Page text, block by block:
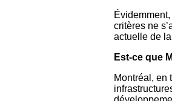
critères ne
actuelle de
Est-ce que
Montréal, en